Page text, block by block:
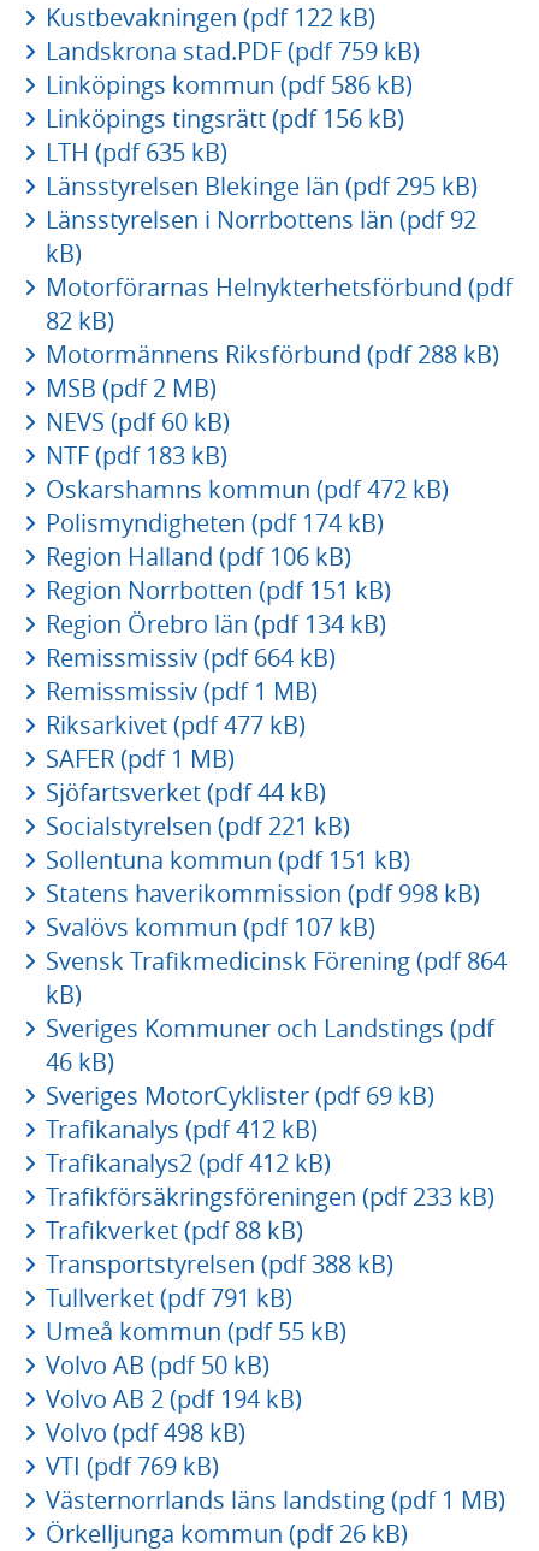
Kustbevakningen (pdf 122 kB)
Landskrona stad.PDF (pdf 759 kB)
Linköpings kommun (pdf 586 kB)
Linköpings tingsrätt (pdf 156 kB)
LTH (pdf 635 kB)
Länsstyrelsen Blekinge län (pdf 295 kB)
Länsstyrelsen i Norrbottens län (pdf 92
kB)
Motorförarnas Helnykterhetsförbund (pdf
82 kB)
Motormännens Riksförbund (pdf 288 kB)
MSB (pdf 2 MB)
NEVS (pdf 60 kB)
NTF (pdf 183 kB)
Oskarshamns kommun (pdf 472 kB)
Polismyndigheten (pdf 174 kB)
Region Halland (pdf 106 kB)
Region Norrbotten (pdf 151 kB)
Region Örebro län (pdf 134 kB)
Remissmissiv (pdf 664 kB)
Remissmissiv (pdf 1 MB)
Riksarkivet (pdf 477 kB)
SAFER (pdf 1 MB)
Sjöfartsverket (pdf 44 kB)
Socialstyrelsen (pdf 221 kB)
Sollentuna kommun (pdf 151 kB)
Statens haverikommission (pdf 998 kB)
Svalövs kommun (pdf 107 kB)
Svensk Trafikmedicinsk Förening (pdf 864
kB)
Sveriges Kommuner och Landstings (pdf
46 kB)
Sveriges MotorCyklister (pdf 69 kB)
Trafikanalys (pdf 412 kB)
Trafikanalys2 (pdf 412 kB)
Trafikförsäkringsföreningen (pdf 233 kB)
Trafikverket (pdf 88 kB)
Transportstyrelsen (pdf 388 kB)
Tullverket (pdf 791 kB)
Umeå kommun (pdf 55 kB)
Volvo AB (pdf 50 kB)
Volvo AB 2 (pdf 194 kB)
Volvo (pdf 498 kB)
VTI (pdf 769 kB)
Västernorrlands läns landsting (pdf 1 MB)
Örkelljunga kommun (pdf 26 kB)